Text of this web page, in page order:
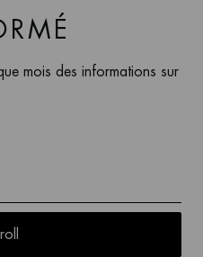
mois des informations sur